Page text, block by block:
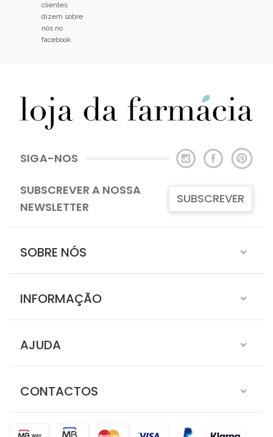
clientes
dizem sobre
nós no
facebook
SIGA-NOS
SUBSCREVER A NOSSA
NEWSLETTER
SUBSCREVER
SOBRE NÓS
INFORMAÇÃO
AJUDA
CONTACTOS